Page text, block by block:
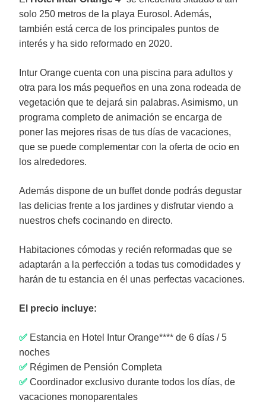
solo 250 metros de la playa Eurosol. Además,
también está cerca de los principales puntos de
interés y ha sido reformado en 2020.
Intur Orange cuenta con una piscina para adultos y
otra para los más pequeños en una zona rodeada de
vegetación que te dejará sin palabras. Asimismo, un
programa completo de animación se encarga de
poner las mejores risas de tus días de vacaciones,
que se puede complementar con la oferta de ocio en
los alrededores.
Además dispone de un buffet donde podrás degustar
las delicias frente a los jardines y disfrutar viendo a
nuestros chefs cocinando en directo.
Habitaciones cómodas y recién reformadas que se
adaptarán a la perfección a todas tus comodidades y
harán de tu estancia en él unas perfectas vacaciones.
El precio incluye:
✅ Estancia en Hotel Intur Orange**** de 6 días / 5
noches
✅ Régimen de Pensión Completa
✅ Coordinador exclusivo durante todos los días, de
vacaciones monoparentales